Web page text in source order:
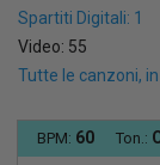
Spartiti Digitali: 1
Video: 55
Tutte le canzoni,
BPM: 60 Ton.: